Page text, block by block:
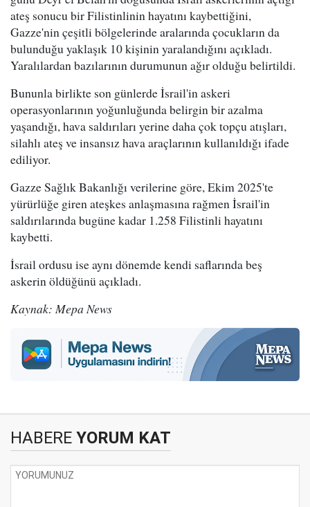
ateş sonucu bir Filistinlinin hayatını kaybettiğini,
Gazze'nin çeşitli bölgelerinde aralarında çocukların da
bulunduğu yaklaşık 10 kişinin yaralandığını açıkladı.
Yaralılardan bazılarının durumunun ağır olduğu belirtildi.
Bununla birlikte son günlerde İsrail'in askeri
operasyonlarının yoğunluğunda belirgin bir azalma
yaşandığı, hava saldırıları yerine daha çok topçu atışları,
silahlı ateş ve insansız hava araçlarının kullanıldığı ifade
ediliyor.
Gazze Sağlık Bakanlığı verilerine göre, Ekim 2025'te
yürürlüğe giren ateşkes anlaşmasına rağmen İsrail'in
saldırılarında bugüne kadar 1.258 Filistinli hayatını
kaybetti.
İsrail ordusu ise aynı dönemde kendi saflarında beş
askerin öldüğünü açıkladı.
Kaynak: Mepa News
HABERE YORUM KAT